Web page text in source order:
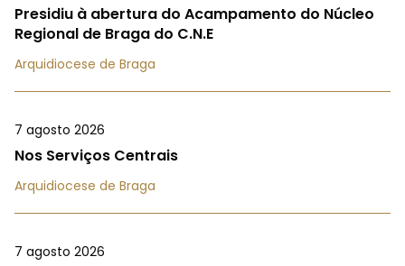
Presidiu à abertura do Acampamento do Núcleo
Regional de Braga do C.N.E
Arquidiocese de Braga
7 agosto 2026
Nos Serviços Centrais
Arquidiocese de Braga
7 agosto 2026